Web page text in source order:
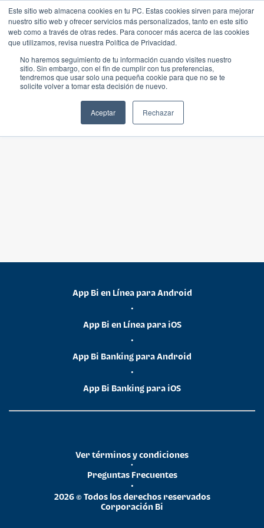
Este sitio web almacena cookies en tu PC. Estas cookies sirven para mejorar
nuestro sitio web y ofrecer servicios más personalizados, tanto en este sitio
web como a través de otras redes. Para conocer más acerca de las cookies
que utilizamos, revisa nuestra Política de Privacidad.
No haremos seguimiento de tu información cuando visites nuestro
sitio. Sin embargo, con el fin de cumplir con tus preferencias,
tendremos que usar solo una pequeña cookie para que no se te
solicite volver a tomar esta decisión de nuevo.
Aceptar Rechazar
App Bi en Línea para Android
•
App Bi en Línea para iOS
•
App Bi Banking para Android
•
App Bi Banking para iOS
2026 © Todos los derechos reservados
Corporación Bi
•
Preguntas Frecuentes
•
Ver términos y condiciones